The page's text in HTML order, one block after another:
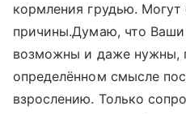
кормления грудью. Могут
причины.Думаю, что
возможны и даже нужны,
определённом смысле
взрослению. Только